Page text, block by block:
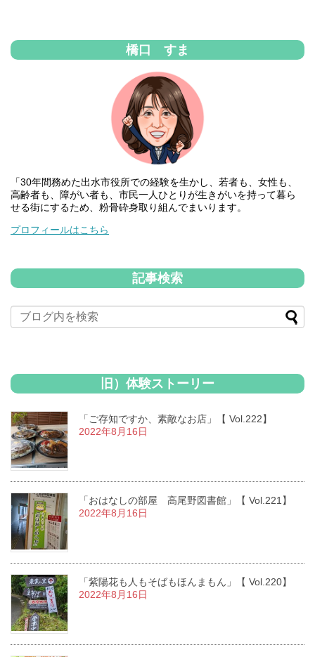
橋口 すま
「30年間務めた出水市役所での経験を生かし、若者も、女性も、
高齢者も、障がい者も、市民一人ひとりが生きがいを持って暮ら
せる街にするため、粉骨砕身取り組んでまいります。
プロフィールはこちら
記事検索
旧）体験ストーリー
「ご存知ですか、素敵なお店」【 Vol.222】
2022年8月16日
「おはなしの部屋 高尾野図書館」【 Vol.221】
2022年8月16日
「紫陽花も人もそばもほんまもん」【 Vol.220】
2022年8月16日